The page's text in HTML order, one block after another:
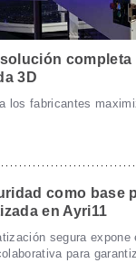
completa
3D
los fabricantes
como base
en Ayri11
segura expone
para